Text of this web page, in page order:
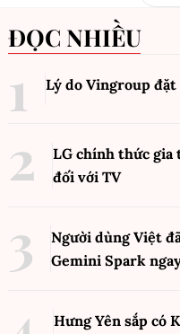
ĐỌC NHIỀU
Lý do Vingroup đặt
LG chính thức gia
đối với TV
Người dùng Việt
Gemini Spark
Hưng Yên sắp có